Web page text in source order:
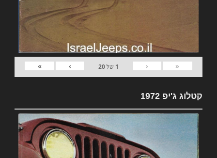
«
‹
1 של20
›
»
קטלוג ג'יפ 1972